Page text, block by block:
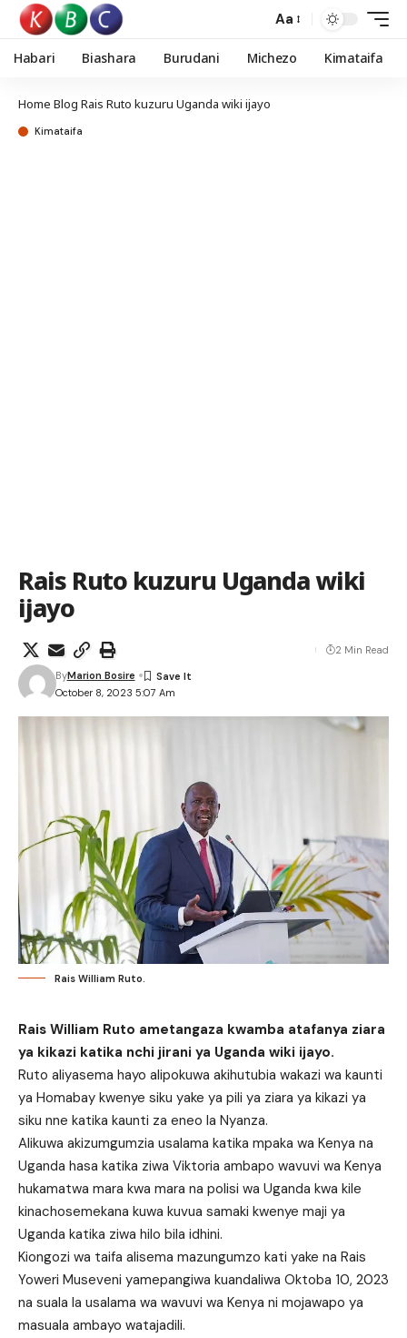
Aa
Habari Biashara Burudani Michezo Kimataifa
Home Blog Rais Ruto kuzuru Uganda wiki ijayo
Kimataifa
Rais Ruto kuzuru Uganda wiki
ijayo
October 8, 2023 5:07 Am
ByMarion Bosire
2 Min Read
Rais William Ruto.
Rais William Ruto ametangaza kwamba atafanya ziara
ya kikazi katika nchi jirani ya Uganda wiki ijayo.
Ruto aliyasema hayo alipokuwa akihutubia wakazi wa kaunti
ya Homabay kwenye siku yake ya pili ya ziara ya kikazi ya
siku nne katika kaunti za eneo la Nyanza.
Alikuwa akizumgumzia usalama katika mpaka wa Kenya na
Uganda hasa katika ziwa Viktoria ambapo wavuvi wa Kenya
hukamatwa mara kwa mara na polisi wa Uganda kwa kile
kinachosemekana kuwa kuvua samaki kwenye maji ya
Uganda katika ziwa hilo bila idhini.
Kiongozi wa taifa alisema mazungumzo kati yake na Rais
Yoweri Museveni yamepangiwa kuandaliwa Oktoba 10, 2023
na suala la usalama wa wavuvi wa Kenya ni mojawapo ya
masuala ambayo watajadili.